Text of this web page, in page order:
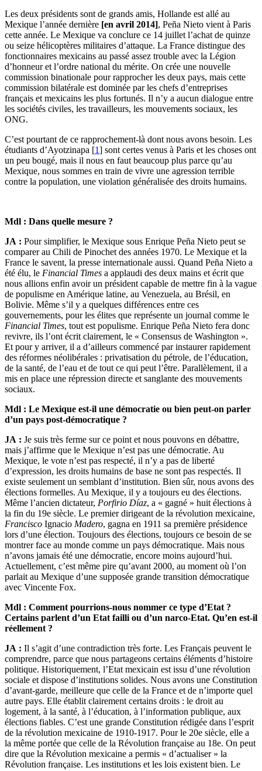
Les deux présidents sont de grands amis, Hollande est allé au
Mexique l’année dernière [en avril 2014], Peña Nieto vient à Paris
cette année. Le Mexique va conclure ce 14 juillet l’achat de quinze
ou seize hélicoptères militaires d’attaque. La France distingue des
fonctionnaires mexicains au passé assez trouble avec la Légion
d’honneur et l’ordre national du mérite. On crée une nouvelle
commission binationale pour rapprocher les deux pays, mais cette
commission bilatérale est dominée par les chefs d’entreprises
français et mexicains les plus fortunés. Il n’y a aucun dialogue entre
les sociétés civiles, les travailleurs, les mouvements sociaux, les
ONG.
C’est pourtant de ce rapprochement-là dont nous avons besoin. Les
étudiants d’Ayotzinapa [1] sont certes venus à Paris et les choses ont
un peu bougé, mais il nous en faut beaucoup plus parce qu’au
Mexique, nous sommes en train de vivre une agression terrible
contre la population, une violation généralisée des droits humains.
Mdl : Dans quelle mesure ?
JA : Pour simplifier, le Mexique sous Enrique Peña Nieto peut se
comparer au Chili de Pinochet des années 1970. Le Mexique et la
France le savent, la presse internationale aussi. Quand Peña Nieto a
été élu, le Financial Times a applaudi des deux mains et écrit que
nous allions enfin avoir un président capable de mettre fin à la vague
de populisme en Amérique latine, au Venezuela, au Brésil, en
Bolivie. Même s’il y a quelques différences entre ces
gouvernements, pour les élites que représente un journal comme le
Financial Times, tout est populisme. Enrique Peña Nieto fera donc
revivre, ils l’ont écrit clairement, le « Consensus de Washington ».
Et pour y arriver, il a d’ailleurs commencé par instaurer rapidement
des réformes néolibérales : privatisation du pétrole, de l’éducation,
de la santé, de l’eau et de tout ce qui peut l’être. Parallèlement, il a
mis en place une répression directe et sanglante des mouvements
sociaux.
Mdl : Le Mexique est-il une démocratie ou bien peut-on parler
d’un pays post-démocratique ?
JA : Je suis très ferme sur ce point et nous pouvons en débattre,
mais j’affirme que le Mexique n’est pas une démocratie. Au
Mexique, le vote n’est pas respecté, il n’y a pas de liberté
d’expression, les droits humains de base ne sont pas respectés. Il
existe seulement un semblant d’institution. Bien sûr, nous avons des
élections formelles. Au Mexique, il y a toujours eu des élections.
Même l’ancien dictateur, Porfirio Díaz, a « gagné » huit élections à
la fin du 19e siècle. Le premier dirigeant de la révolution mexicaine,
Francisco Ignacio Madero, gagna en 1911 sa première présidence
lors d’une élection. Toujours des élections, toujours ce besoin de se
montrer face au monde comme un pays démocratique. Mais nous
n’avons jamais été une démocratie, encore moins aujourd’hui.
Actuellement, c’est même pire qu’avant 2000, au moment où l’on
parlait au Mexique d’une supposée grande transition démocratique
avec Vincente Fox.
Mdl : Comment pourrions-nous nommer ce type d’Etat ?
Certains parlent d’un Etat failli ou d’un narco-Etat. Qu’en est-il
réellement ?
JA : Il s’agit d’une contradiction très forte. Les Français peuvent le
comprendre, parce que nous partageons certains éléments d’histoire
politique. Historiquement, l’Etat mexicain est issu d’une révolution
sociale et dispose d’institutions solides. Nous avons une Constitution
d’avant-garde, meilleure que celle de la France et de n’importe quel
autre pays. Elle établit clairement certains droits : le droit au
logement, à la santé, à l’éducation, à l’information publique, aux
élections fiables. C’est une grande Constitution rédigée dans l’esprit
de la révolution mexicaine de 1910-1917. Pour le 20e siècle, elle a
la même portée que celle de la Révolution française au 18e. On peut
dire que la Révolution mexicaine a permis « d’actualiser » la
Révolution française. Les institutions et les lois existent bien. Le